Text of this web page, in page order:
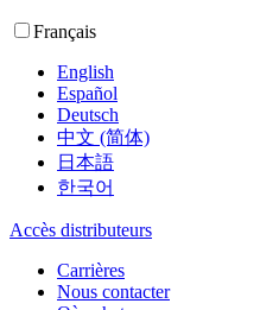
Français
English
Español
Deutsch
中文 (简体)
日本語
한국어
Accès distributeurs
Carrières
Nous contacter